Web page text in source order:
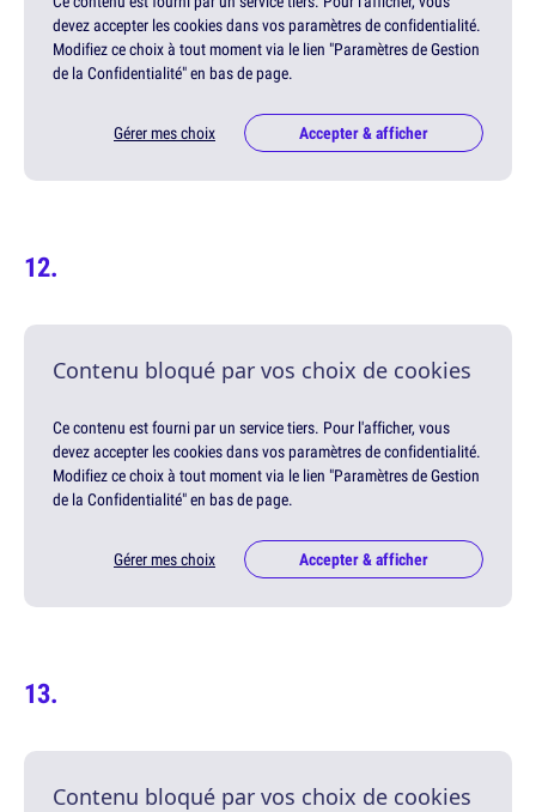
devez accepter les cookies dans vos paramètres de confidentialité.
Modifiez ce choix à tout moment via le lien "Paramètres de Gestion
de la Confidentialité" en bas de page.
Gérer mes choix Accepter & afficher
Contenu bloqué par vos choix de cookies
Ce contenu est fourni par un service tiers. Pour l'afficher, vous
devez accepter les cookies dans vos paramètres de confidentialité.
Modifiez ce choix à tout moment via le lien "Paramètres de Gestion
de la Confidentialité" en bas de page.
Gérer mes choix Accepter & afficher
Contenu bloqué par vos choix de cookies